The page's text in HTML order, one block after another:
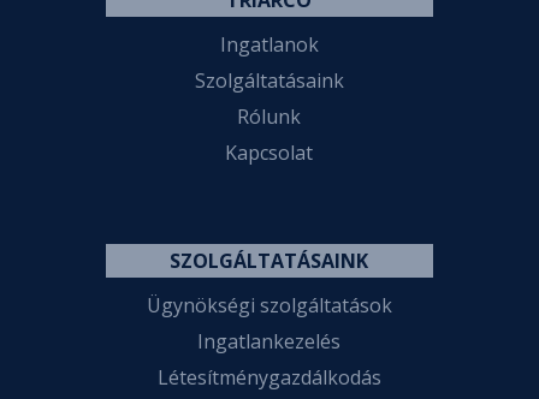
Ingatlanok
Szolgáltatásaink
Rólunk
Kapcsolat
SZOLGÁLTATÁSAINK
Ügynökségi szolgáltatások
Ingatlankezelés
Létesítménygazdálkodás